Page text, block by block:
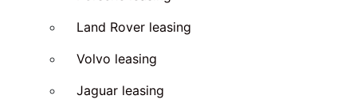
Land Rover leasing
Volvo leasing
Jaguar leasing